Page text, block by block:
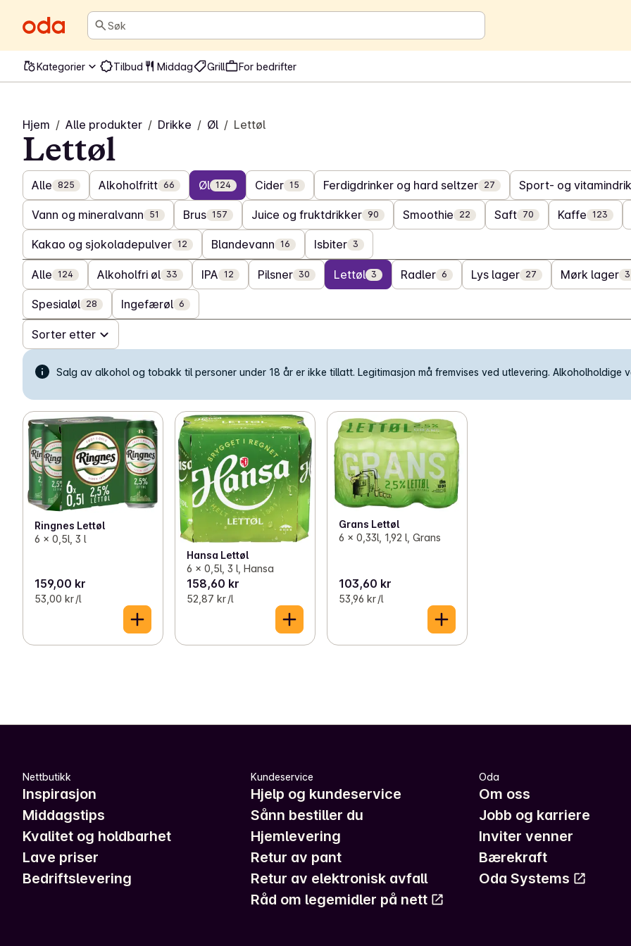
Søk
Kategorier Tilbud Middag Grill For bedrifter
Hjem / Alle produkter / Drikke / Øl / Lettøl
Lettøl
Alle 825 Alkoholfritt 66 Øl 124 Cider 15 Ferdigdrinker og hard seltzer 27 Sport- og
Vann og mineralvann 51 Brus 157 Juice og fruktdrikker 90 Smoothie 22 Saft 70 Kaffe 123
Kakao og sjokoladepulver 12 Blandevann 16 Isbiter 3
Alle 124 Alkoholfri øl 33 IPA 12 Pilsner 30 Lettøl 3 Radler 6 Lys lager 27 Mørk lager 3
Spesialøl 28 Ingefærøl 6
Sorter etter
Salg av alkohol og tobakk til personer under 18 år er ikke tillatt. Legitimasjon må fremvises ved utlevering. Alkoholholdige
Ringnes Lettøl
6 x 0,5l, 3 l
159,00 kr
53,00 kr /l
Hansa Lettøl
6 x 0,5l, 3 l, Hansa
158,60 kr
52,87 kr /l
Grans Lettøl
6 x 0,33l, 1,92 l, Grans
103,60 kr
53,96 kr /l
Nettbutikk
Inspirasjon
Middagstips
Kvalitet og holdbarhet
Lave priser
Bedriftslevering
Kundeservice
Hjelp og kundeservice
Sånn bestiller du
Hjemlevering
Retur av pant
Retur av elektronisk avfall
Råd om legemidler på nett
Oda
Om oss
Jobb og karriere
Inviter venner
Bærekraft
Oda Systems